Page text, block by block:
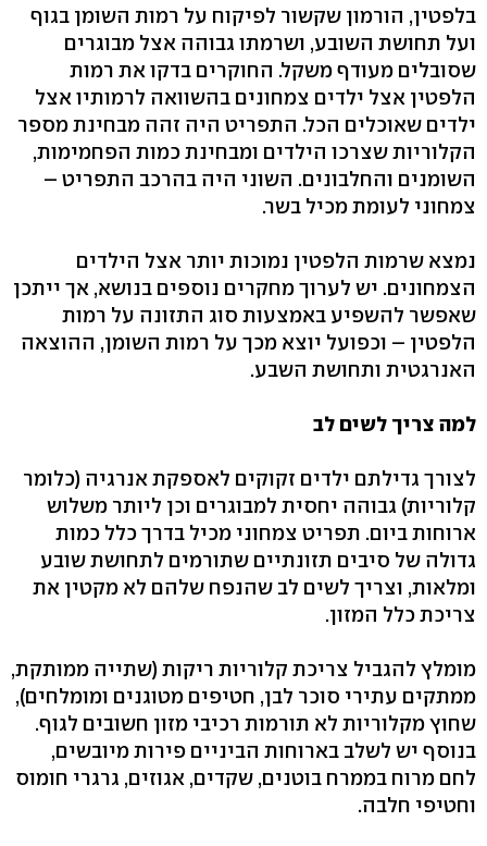
בלפטין, הורמון שקשור לפיקוח על רמות השומן בגוף
ועל תחושת השובע, ושרמתו גבוהה אצל מבוגרים
שסובלים מעודף משקל. החוקרים בדקו את רמות
הלפטין אצל ילדים צמחונים בהשוואה לרמותיו אצל
ילדים שאוכלים הכל. התפריט היה זהה מבחינת מספר
הקלוריות שצרכו הילדים ומבחינת כמות הפחמימות,
השומנים והחלבונים. השוני היה בהרכב התפריט –
צמחוני לעומת מכיל בשר.
נמצא שרמות הלפטין נמוכות יותר אצל הילדים
הצמחונים. יש לערוך מחקרים נוספים בנושא, אך ייתכן
שאפשר להשפיע באמצעות סוג התזונה על רמות
הלפטין – וכפועל יוצא מכך על רמות השומן, ההוצאה
האנרגטית ותחושת השבע.
למה צריך לשים לב
לצורך גדילתם ילדים זקוקים לאספקת אנרגיה (כלומר
קלוריות) גבוהה יחסית למבוגרים וכן ליותר משלוש
ארוחות ביום. תפריט צמחוני מכיל בדרך כלל כמות
גדולה של סיבים תזונתיים שתורמים לתחושת שובע
ומלאות, וצריך לשים לב שהנפח שלהם לא מקטין את
צריכת כלל המזון.
מומלץ להגביל צריכת קלוריות ריקות (שתייה ממותקת,
ממתקים עתירי סוכר לבן, חטיפים מטוגנים ומומלחים),
שחוץ מקלוריות לא תורמות רכיבי מזון חשובים לגוף.
בנוסף יש לשלב בארוחות הביניים פירות מיובשים,
לחם מרוח בממרח בוטנים, שקדים, אגוזים, גרגרי חומוס
וחטיפי חלבה.